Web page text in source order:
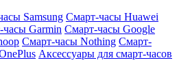
Samsung Смарт-часы Huawei
Garmin Смарт-часы Google
Смарт-часы Nothing Смарт-
Аксессуары для смарт-часов